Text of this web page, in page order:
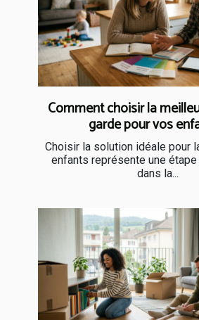
Comment choisir la
garde pour vos
Choisir la solution idéale pour
enfants représente une
dans la...